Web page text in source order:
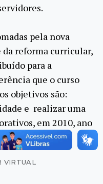
pela nova
reforma curricular,
para a
que o curso
objetivos são:
e realizar uma
em 2010, ano
65 anos.
VIRTUAL